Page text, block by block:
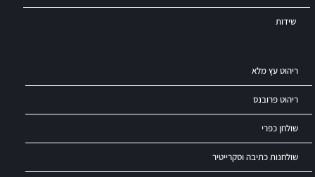
שידות
ריהוט עץ מלא
ריהוט פרובנס
שולחן כפרי
שולחנות כתיבה וסקרייטיר